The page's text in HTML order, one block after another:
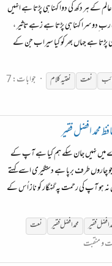
کے ہر دکھ کی دوا کہنا ہی پڑتا ہے انہیں
ِدوسرا کہنا ہی پڑتا ہے زہے تاثیر ،
پڑتا ہے جہاں بھر کو کیا سیراب جن کے
نعت نعتیہکلام
جوابات: 7
محمد افضل فقیر
میں نہیں جان سکے ہم کیا ہے آپ کے
طرف برپا ہے دستگیری اسے کہتے
نہ ہو آپ کی رحمت پہ گنہگار کو ناز اُس کے
افضل فقیر محمد افضل فقیر
نعت
و منقبت